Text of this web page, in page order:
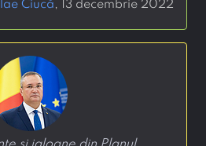
Ciucă, 13 decembrie 2022